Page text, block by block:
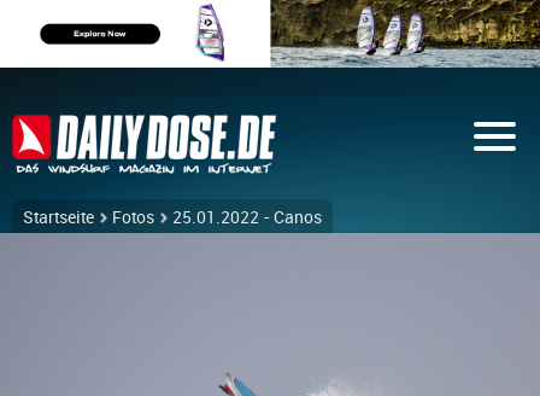
Startseite Fotos 25.01.2022 - Canos